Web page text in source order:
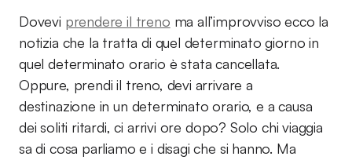
Dovevi prendere il treno ma all’improvviso ecco la
notizia che la tratta di quel determinato giorno in
quel determinato orario è stata cancellata.
Oppure, prendi il treno, devi arrivare a
destinazione in un determinato orario, e a causa
dei soliti ritardi, ci arrivi ore dopo? Solo chi viaggia
sa di cosa parliamo e i disagi che si hanno. Ma